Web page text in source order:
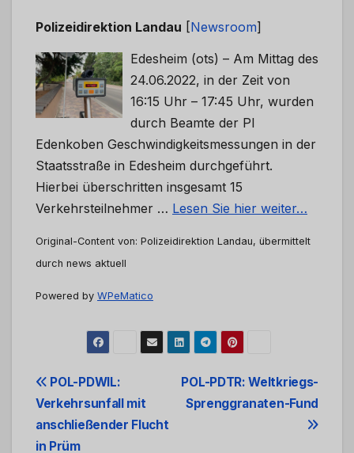
Polizeidirektion Landau [Newsroom]
Edesheim (ots) – Am Mittag des
24.06.2022, in der Zeit von
16:15 Uhr – 17:45 Uhr, wurden
durch Beamte der PI
Edenkoben Geschwindigkeitsmessungen in der
Staatsstraße in Edesheim durchgeführt.
Hierbei überschritten insgesamt 15
Verkehrsteilnehmer … Lesen Sie hier weiter…
Original-Content von: Polizeidirektion Landau, übermittelt
durch news aktuell
Powered by WPeMatico
Beitrags-
Navigation
POL-PDTR: Weltkriegs-
Sprenggranaten-Fund
POL-PDWIL:
Verkehrsunfall mit
anschließender Flucht
in Prüm